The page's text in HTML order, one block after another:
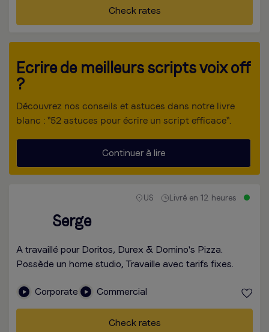
Check rates
Ecrire de meilleurs scripts voix off
?
Découvrez nos conseils et astuces dans notre livre
blanc : "52 astuces pour écrire un script efficace".
Continuer à lire
US Livré en 12 heures
Serge
A travaillé pour Doritos, Durex & Domino's Pizza.
Possède un home studio, Travaille avec tarifs fixes.
Corporate Commercial
Check rates